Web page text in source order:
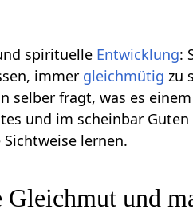
spirituelle Entwicklung:
immer gleichmütig zu
fragt, was es
und im scheinbar
lernen.
und